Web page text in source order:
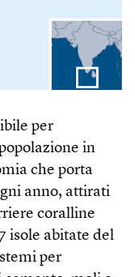
per
in
che porta
anno, attirati
coralline
isole abitate del
per